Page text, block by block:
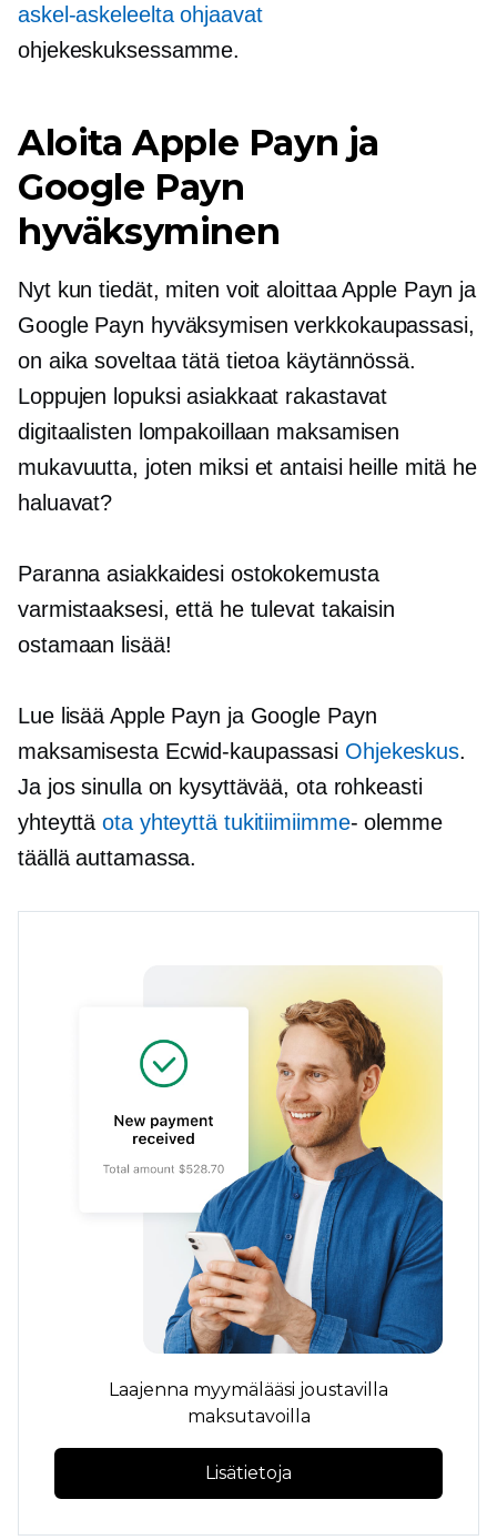
askel-askeleeltaohjaavat
ohjekeskuksessamme.
Aloita Apple Payn ja
Google Payn
hyväksyminen
Nyt kun tiedät, miten voit aloittaa Apple Payn ja
Google Payn hyväksymisen verkkokaupassasi,
on aika soveltaa tätä tietoa käytännössä.
Loppujen lopuksi asiakkaat rakastavat
digitaalisten lompakoillaan maksamisen
mukavuutta, joten miksi et antaisi heille mitä he
haluavat?
Paranna asiakkaidesi ostokokemusta
varmistaaksesi, että he tulevat takaisin
ostamaan lisää!
Lue lisää Apple Payn ja Google Payn
maksamisesta Ecwid-kaupassasi Ohjekeskus.
Ja jos sinulla on kysyttävää, ota rohkeasti
yhteyttäota yhteyttä tukitiimiimme- olemme
täällä auttamassa.
Laajenna myymälääsi joustavilla
maksutavoilla
Lisätietoja